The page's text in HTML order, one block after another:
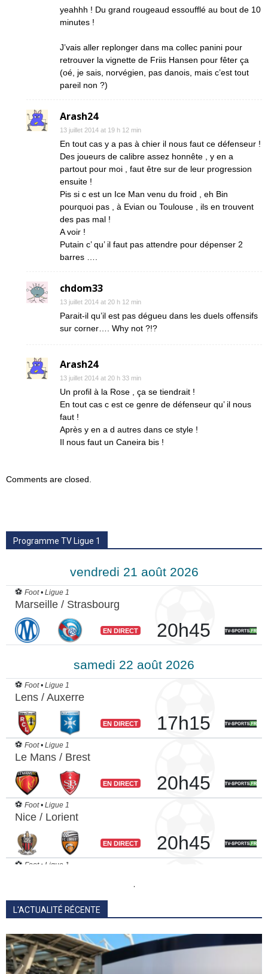
yeahhh ! Du grand rougeaud essoufflé au bout de 10
minutes !
J’vais aller replonger dans ma collec panini pour
retrouver la vignette de Friis Hansen pour fêter ça
(oé, je sais, norvégien, pas danois, mais c’est tout
pareil non ?)
Arash24
13 juillet 2014 at 19 h 12 min
En tout cas y a pas à chier il nous faut ce défenseur !
Des joueurs de calibre assez honnête , y en a
partout pour moi , faut être sur de leur progression
ensuite !
Pis si c est un Ice Man venu du froid , eh Bin
pourquoi pas , à Evian ou Toulouse , ils en trouvent
des pas mal !
A voir !
Putain c’ qu’ il faut pas attendre pour dépenser 2
barres ….
chdom33
13 juillet 2014 at 20 h 12 min
Parait-il qu’il est pas dégueu dans les duels offensifs
sur corner…. Why not ?!?
Arash24
13 juillet 2014 at 20 h 33 min
Un profil à la Rose , ça se tiendrait !
En tout cas c est ce genre de défenseur qu’ il nous
faut !
Après y en a d autres dans ce style !
Il nous faut un Caneira bis !
Comments are closed.
Programme TV Ligue 1
.
L'ACTUALITÉ RÉCENTE